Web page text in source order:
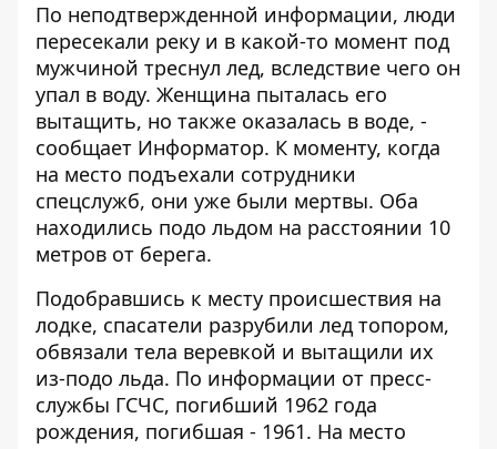
По неподтвержденной информации, люди
пересекали реку и в какой-то момент под
мужчиной треснул лед, вследствие чего он
упал в воду. Женщина пыталась его
вытащить, но также оказалась в воде, -
сообщает Информатор. К моменту, когда
на место подъехали сотрудники
спецслужб, они уже были мертвы. Оба
находились подо льдом на расстоянии 10
метров от берега.
Подобравшись к месту происшествия на
лодке, спасатели разрубили лед топором,
обвязали тела веревкой и вытащили их
из-подо льда. По информации от пресс-
службы ГСЧС, погибший 1962 года
рождения, погибшая - 1961. На место